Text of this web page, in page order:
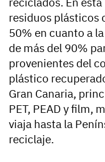
residuos plásticos
50% en cuanto a
de más del 90%
provenientes del
plástico
Gran Canaria,
PET, PEAD y film,
viaja hasta la
reciclaje.